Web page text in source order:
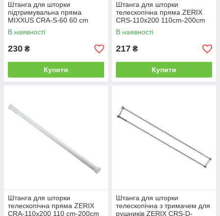
Штанга для шторки
підтримувальна пряма
MIXXUS CRA-S-60 60 cm
(алюміній) (AC3594)
В наявності
230 ₴
Купити
Штанга для шторки
телескопічна пряма ZERIX
CRS-110x200 110cm-200cm
(неіржавка сталь) (ZX4996)
В наявності
217 ₴
Купити
Штанга для шторки
телескопічна пряма ZERIX
CRA-110x200 110 cm-200cm
Штанга для шторки
телескопічна з тримачем для
рушників ZERIX CRS-D-